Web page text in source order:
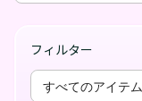
フィルター
すべてのアイテム